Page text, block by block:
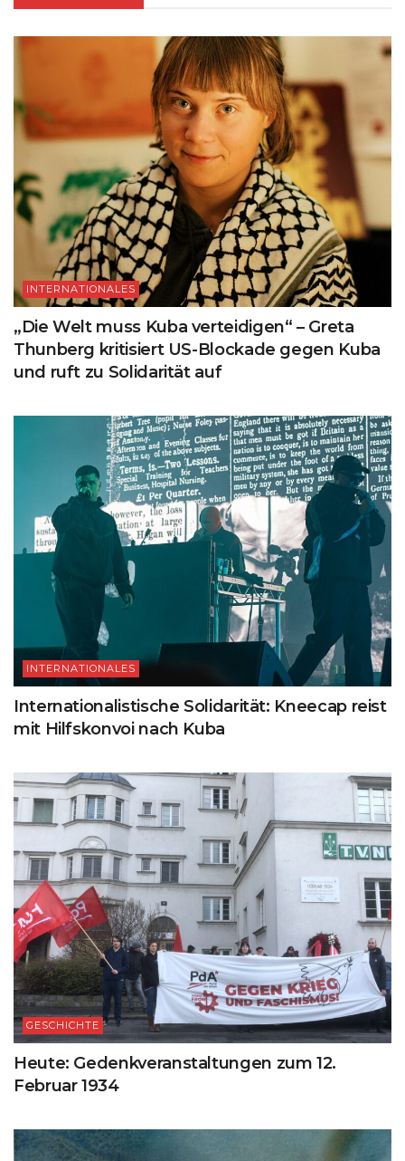
INTERNATIONALES
„Die Welt muss Kuba verteidigen“ – Greta
Thunberg kritisiert US-Blockade gegen Kuba
und ruft zu Solidarität auf
INTERNATIONALES
Internationalistische Solidarität: Kneecap reist
mit Hilfskonvoi nach Kuba
GESCHICHTE
Heute: Gedenkveranstaltungen zum 12.
Februar 1934